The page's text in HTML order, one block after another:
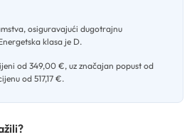
osiguravajući dugotrajnu
klasa je D.
od 349,00 €, uz značajan popust od
od 517,17 €.